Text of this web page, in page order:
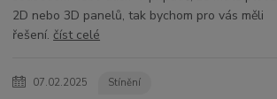
2D nebo 3D panelů, tak bychom pro vás měli
řešení.číst celé
07.02.2025 Stínění